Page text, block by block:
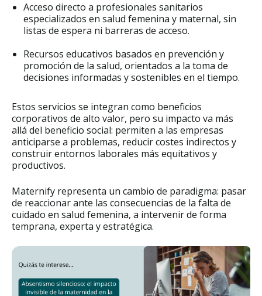
Acceso directo a profesionales sanitarios
especializados en salud femenina y maternal, sin
listas de espera ni barreras de acceso.
Recursos educativos basados en prevención y
promoción de la salud, orientados a la toma de
decisiones informadas y sostenibles en el tiempo.
Estos servicios se integran como beneficios
corporativos de alto valor, pero su impacto va más
allá del beneficio social: permiten a las empresas
anticiparse a problemas, reducir costes indirectos y
construir entornos laborales más equitativos y
productivos.
Maternify representa un cambio de paradigma: pasar
de reaccionar ante las consecuencias de la falta de
cuidado en salud femenina, a intervenir de forma
temprana, experta y estratégica.